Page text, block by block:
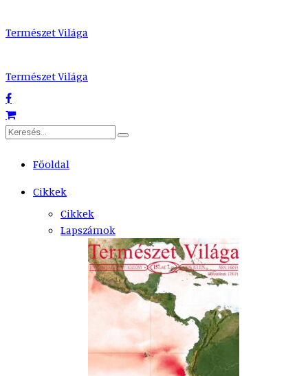
Természet Világa
Természet Világa
Főoldal
Cikkek
Cikkek
Lapszámok